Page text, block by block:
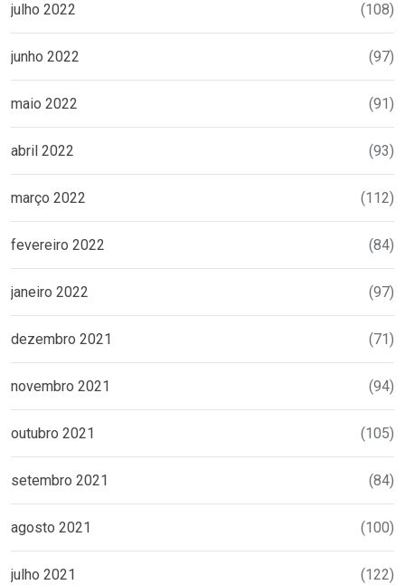
julho 2022 (108)
junho 2022 (97)
maio 2022 (91)
abril 2022 (93)
março 2022 (112)
fevereiro 2022 (84)
janeiro 2022 (97)
dezembro 2021 (71)
novembro 2021 (94)
outubro 2021 (105)
setembro 2021 (84)
agosto 2021 (100)
julho 2021 (122)